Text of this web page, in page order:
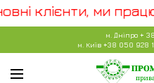
клієнти, ми
м. Дніпро +
м. Київ +38 050 928